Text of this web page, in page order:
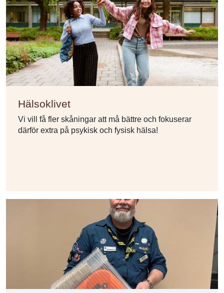
Hälsoklivet
Vi vill få fler skåningar att må bättre och fokuserar
därför extra på psykisk och fysisk hälsa!